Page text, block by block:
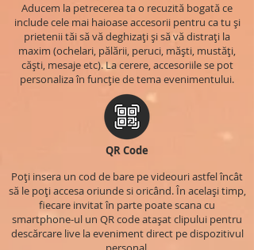
Aducem la petrecerea ta o recuzită bogată ce
include cele mai haioase accesorii pentru ca tu și
prietenii tăi să vă deghizați și să vă distrați la
maxim (ochelari, pălării, peruci, măști, mustăți,
căști, mesaje etc). La cerere, accesoriile se pot
personaliza în funcție de tema evenimentului.
QR Code
Poți insera un cod de bare pe videouri astfel încât
să le poți accesa oriunde si oricând. În același timp,
fiecare invitat în parte poate scana cu
smartphone-ul un QR code atașat clipului pentru
descărcare live la eveniment direct pe dispozitivul